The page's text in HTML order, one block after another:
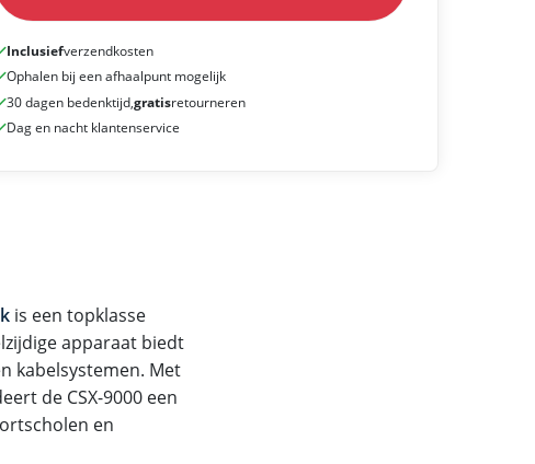
Inclusiefverzendkosten
Ophalen bij een afhaalpunt mogelijk
30 dagen bedenktijd,gratisretourneren
Dag en nacht klantenservice
is een topklasse
apparaat biedt
kabelsystemen. Met
de CSX-9000 een
en